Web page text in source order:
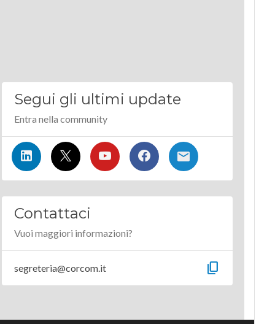
Segui gli ultimi update
Entra nella community
Contattaci
Vuoi maggiori informazioni?
segreteria@corcom.it content_copy